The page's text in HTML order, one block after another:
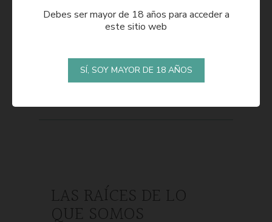
LAS RAÍCES DE LO
QUE SOMOS
Debes ser mayor de 18 años para acceder a
este sitio web
SÍ, SOY MAYOR DE 18 AÑOS